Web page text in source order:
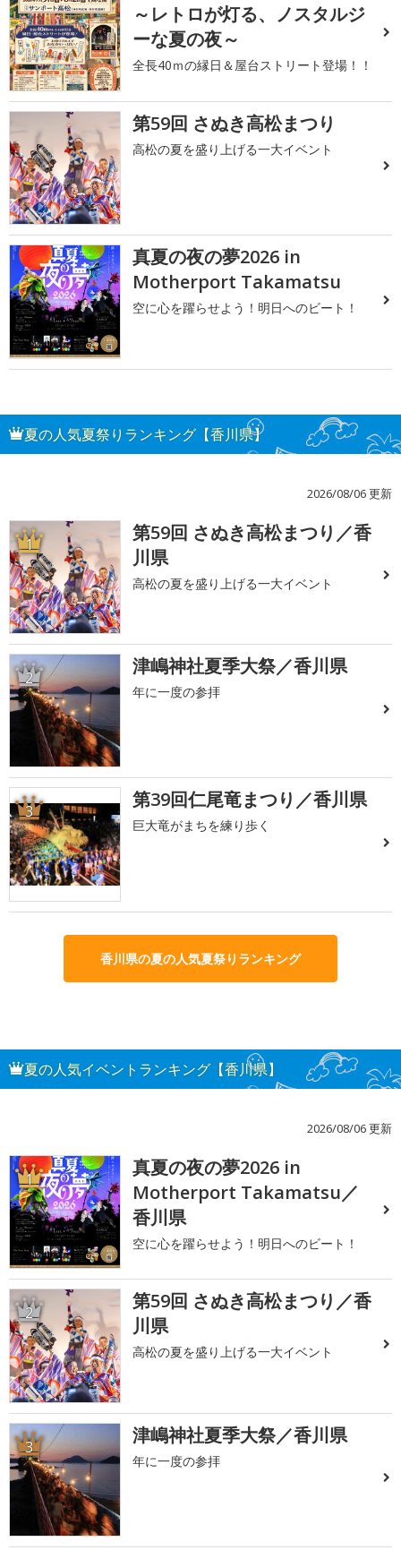
～レトロが灯る、ノスタルジ
ーな夏の夜～
全長40ｍの縁日＆屋台ストリート登場！！
第59回 さぬき高松まつり
高松の夏を盛り上げる一大イベント
真夏の夜の夢2026 in
Motherport Takamatsu
空に心を躍らせよう！明日へのビート！
夏の人気夏祭りランキング【香川県】
2026/08/06 更新
1
第59回 さぬき高松まつり／香
川県
高松の夏を盛り上げる一大イベント
2 津嶋神社夏季大祭／香川県
年に一度の参拝
3 第39回仁尾竜まつり／香川県
巨大竜がまちを練り歩く
香川県の夏の人気夏祭りランキング
夏の人気イベントランキング【香川県】
2026/08/06 更新
1
真夏の夜の夢2026 in
Motherport Takamatsu／
香川県
空に心を躍らせよう！明日へのビート！
2
第59回 さぬき高松まつり／香
川県
高松の夏を盛り上げる一大イベント
3 津嶋神社夏季大祭／香川県
年に一度の参拝